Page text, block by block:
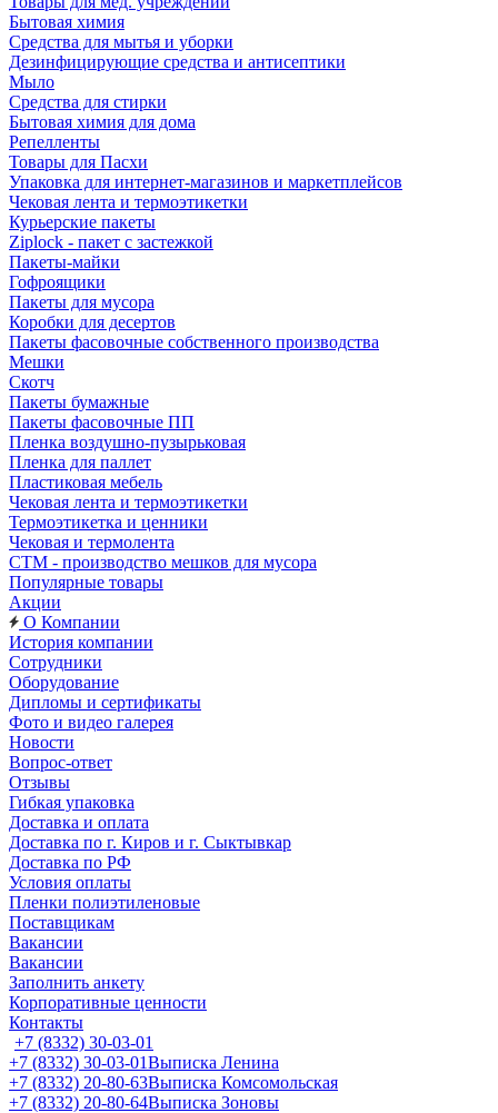
Бытовая химия
Средства для мытья и уборки
Дезинфицирующие средства и антисептики
Мыло
Средства для стирки
Бытовая химия для дома
Репелленты
Товары для Пасхи
Упаковка для интернет-магазинов и маркетплейсов
Чековая лента и термоэтикетки
Курьерские пакеты
Ziplock - пакет с застежкой
Пакеты-майки
Гофроящики
Пакеты для мусора
Коробки для десертов
Пакеты фасовочные собственного производства
Мешки
Скотч
Пакеты бумажные
Пакеты фасовочные ПП
Пленка воздушно-пузырьковая
Пленка для паллет
Пластиковая мебель
Чековая лента и термоэтикетки
Термоэтикетка и ценники
Чековая и термолента
СТМ - производство мешков для мусора
Популярные товары
Акции
О Компании
История компании
Сотрудники
Оборудование
Дипломы и сертификаты
Фото и видео галерея
Новости
Вопрос-ответ
Отзывы
Гибкая упаковка
Доставка и оплата
Доставка по г. Киров и г. Сыктывкар
Доставка по РФ
Условия оплаты
Пленки полиэтиленовые
Поставщикам
Вакансии
Вакансии
Заполнить анкету
Корпоративные ценности
Контакты
+7 (8332) 30-03-01
+7 (8332) 30-03-01Выписка Ленина
+7 (8332) 20-80-63Выписка Комсомольская
+7 (8332) 20-80-64Выписка Зоновы